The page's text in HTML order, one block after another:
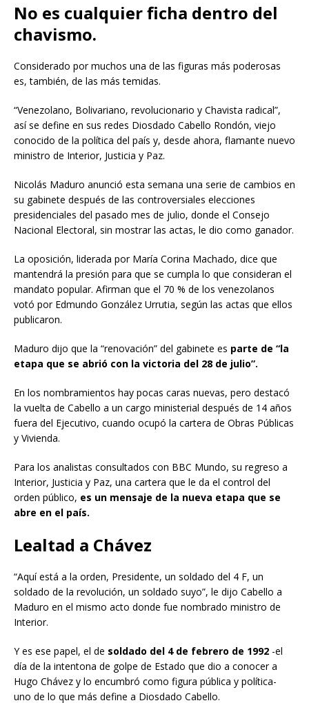
No es cualquier ficha dentro del
chavismo.
Considerado por muchos una de las figuras más poderosas
es, también, de las más temidas.
“Venezolano, Bolivariano, revolucionario y Chavista radical”,
así se define en sus redes Diosdado Cabello Rondón, viejo
conocido de la política del país y, desde ahora, flamante nuevo
ministro de Interior, Justicia y Paz.
Nicolás Maduro anunció esta semana una serie de cambios en
su gabinete después de las controversiales elecciones
presidenciales del pasado mes de julio, donde el Consejo
Nacional Electoral, sin mostrar las actas, le dio como ganador.
La oposición, liderada por María Corina Machado, dice que
mantendrá la presión para que se cumpla lo que consideran el
mandato popular. Afirman que el 70 % de los venezolanos
votó por Edmundo González Urrutia, según las actas que ellos
publicaron.
Maduro dijo que la “renovación” del gabinete es parte de “la
etapa que se abrió con la victoria del 28 de julio”.
En los nombramientos hay pocas caras nuevas, pero destacó
la vuelta de Cabello a un cargo ministerial después de 14 años
fuera del Ejecutivo, cuando ocupó la cartera de Obras Públicas
y Vivienda.
Para los analistas consultados con BBC Mundo, su regreso a
Interior, Justicia y Paz, una cartera que le da el control del
orden público, es un mensaje de la nueva etapa que se
abre en el país.
Lealtad a Chávez
“Aquí está a la orden, Presidente, un soldado del 4 F, un
soldado de la revolución, un soldado suyo”, le dijo Cabello a
Maduro en el mismo acto donde fue nombrado ministro de
Interior.
Y es ese papel, el de soldado del 4 de febrero de 1992 -el
día de la intentona de golpe de Estado que dio a conocer a
Hugo Chávez y lo encumbró como figura pública y política-
uno de lo que más define a Diosdado Cabello.